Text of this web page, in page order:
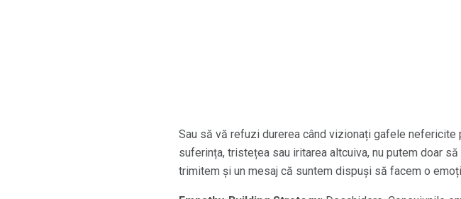
Sau să vă refuzi durerea când vizionați gafele nefericite
suferința, tristețea sau iritarea altcuiva, nu putem doar
trimitem și un mesaj că suntem dispuși să facem o